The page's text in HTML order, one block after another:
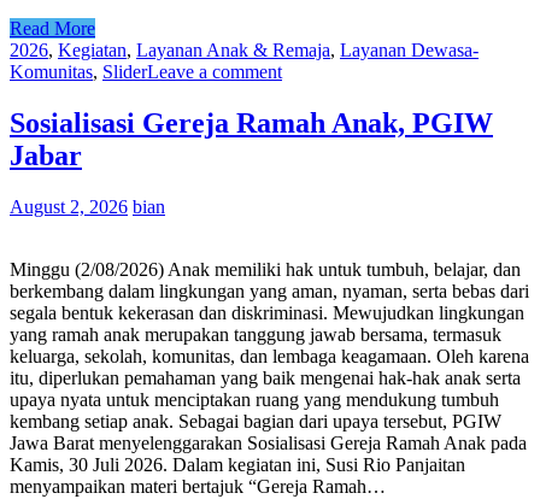
Read More
2026, Kegiatan, Layanan Anak & Remaja, Layanan Dewasa-
Komunitas, SliderLeave a comment
Sosialisasi Gereja Ramah Anak, PGIW
Jabar
August 2, 2026 bian
Minggu (2/08/2026) Anak memiliki hak untuk tumbuh, belajar, dan
berkembang dalam lingkungan yang aman, nyaman, serta bebas dari
segala bentuk kekerasan dan diskriminasi. Mewujudkan lingkungan
yang ramah anak merupakan tanggung jawab bersama, termasuk
keluarga, sekolah, komunitas, dan lembaga keagamaan. Oleh karena
itu, diperlukan pemahaman yang baik mengenai hak-hak anak serta
upaya nyata untuk menciptakan ruang yang mendukung tumbuh
kembang setiap anak. Sebagai bagian dari upaya tersebut, PGIW
Jawa Barat menyelenggarakan Sosialisasi Gereja Ramah Anak pada
Kamis, 30 Juli 2026. Dalam kegiatan ini, Susi Rio Panjaitan
menyampaikan materi bertajuk “Gereja Ramah…